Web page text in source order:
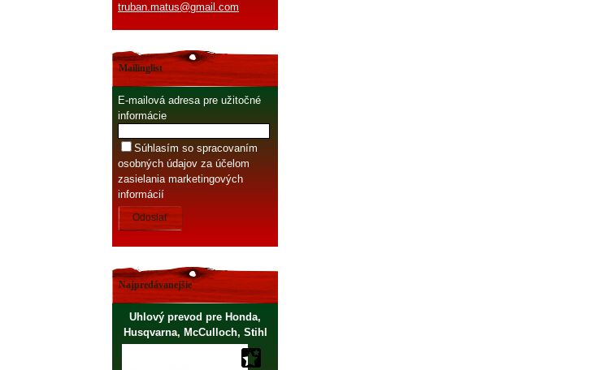
truban.matus@gmail.com
Mailinglist
E-mailová adresa pre užitočné
informácie
Súhlasím so spracovaním
osobných údajov za účelom
zasielania marketingových
informácií
Odoslať
Najpredávanejšie
Uhlový prevod pre Honda,
Husqvarna, McCulloch, Stihl